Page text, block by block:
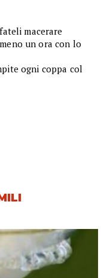
macerare
un ora con lo
ogni coppa col